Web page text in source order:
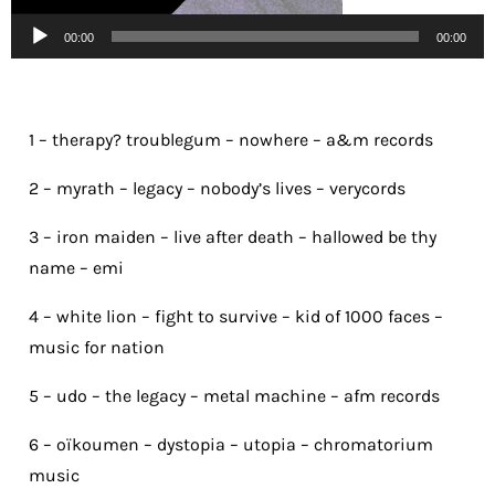
Lecteur
audio
00:00 00:00
1 – therapy? troublegum – nowhere – a&m records
2 – myrath – legacy – nobody’s lives – verycords
3 – iron maiden – live after death – hallowed be thy
name – emi
4 – white lion – fight to survive – kid of 1000 faces –
music for nation
5 – udo – the legacy – metal machine – afm records
6 – oïkoumen – dystopia – utopia – chromatorium
music